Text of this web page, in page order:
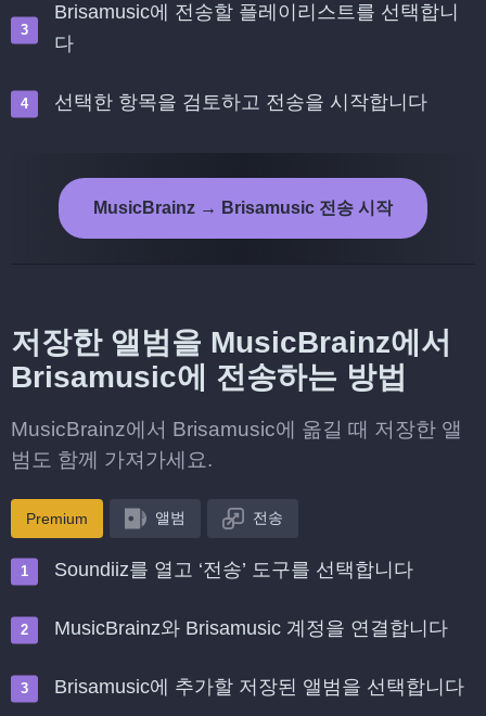
Brisamusic에 전송할 플레이리스트를 선택합니
다
선택한 항목을 검토하고 전송을 시작합니다
MusicBrainz → Brisamusic 전송 시작
저장한 앨범을 MusicBrainz에서
Brisamusic에 전송하는 방법
MusicBrainz에서 Brisamusic에 옮길 때 저장한 앨
범도 함께 가져가세요.
Premium 앨범 전송
Soundiiz를 열고 ‘전송’ 도구를 선택합니다
MusicBrainz와 Brisamusic 계정을 연결합니다
Brisamusic에 추가할 저장된 앨범을 선택합니다